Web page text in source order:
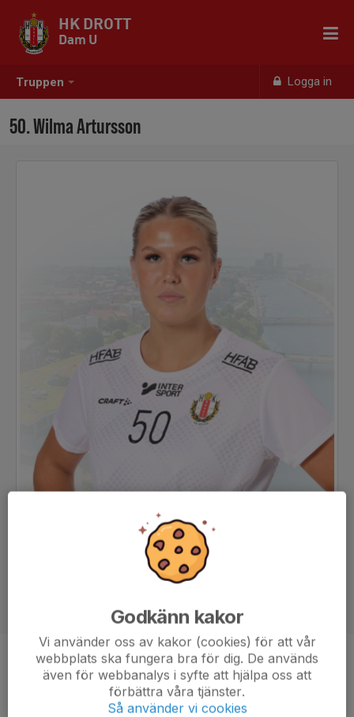
Truppen Logga in
HK DROTT
Dam U
50. Wilma Artursson
Position
Linjespelare
18 år
Godkänn kakor
Vi använder oss av kakor (cookies) för att vår
webbplats ska fungera bra för dig. De används
även för webbanalys i syfte att hjälpa oss att
förbättra våra tjänster.
Så använder vi cookies